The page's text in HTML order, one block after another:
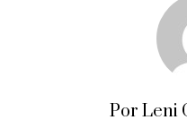
Por Leni